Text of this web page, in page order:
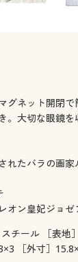
ネット開閉で
大切な眼鏡を
れたバラの画
オン皇妃ジョ
チール ［表地
［外寸］